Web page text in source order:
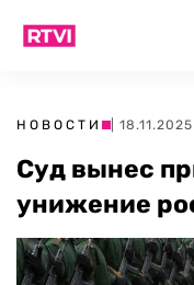
НОВОСТИ |
Суд вынес
унижение